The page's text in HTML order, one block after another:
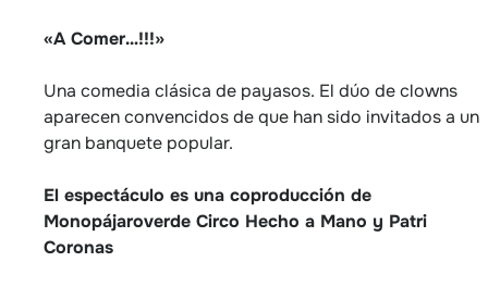
«A Comer…!!!»
Una comedia clásica de payasos. El dúo de clowns
aparecen convencidos de que han sido invitados a un
gran banquete popular.
El espectáculo es una coproducción de
Monopájaroverde Circo Hecho a Mano y Patri
Coronas